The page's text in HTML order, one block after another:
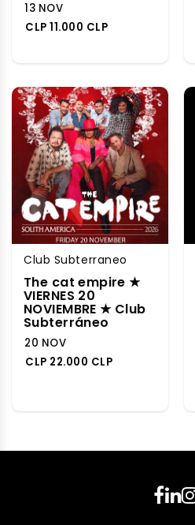
13 NOV
CLP 11.000 CLP
Club Subterraneo
The cat empire ★
VIERNES 20
NOVIEMBRE ★ Club
Subterráneo
20 NOV
CLP 22.000 CLP